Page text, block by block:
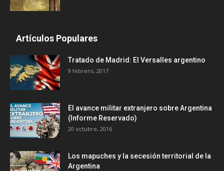
Artículos Populares
Tratado de Madrid: El Versalles argentino
9 febrero, 2017
El avance militar extranjero sobre Argentina
(Informe Reservado)
20 octubre, 2016
Los mapuches y la secesión territorial de la
Argentina